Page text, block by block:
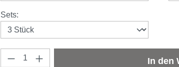
Setsauswählen
:
Produkt Anzahl: Gib den In den